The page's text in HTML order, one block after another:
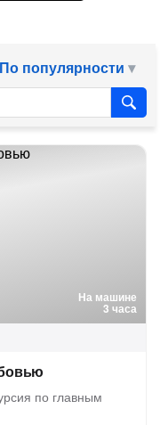
По популярности
На машине
3 часа
по главным